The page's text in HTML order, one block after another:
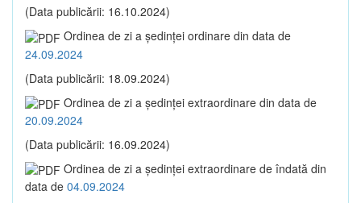
(Data publicării: 16.10.2024)
Ordinea de zi a şedinţei ordinare din data de
24.09.2024
(Data publicării: 18.09.2024)
Ordinea de zi a şedinţei extraordinare din data de
20.09.2024
(Data publicării: 16.09.2024)
Ordinea de zi a şedinţei extraordinare de îndată din
data de 04.09.2024